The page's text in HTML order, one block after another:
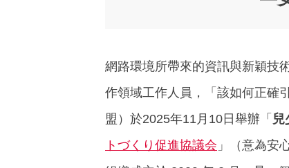
網路環境所帶來的資訊與新穎技
作領域工作人員，「該如何正確
盟）於2025年11月10日舉辦「 兒
トづくり促進協議会 」（意為安